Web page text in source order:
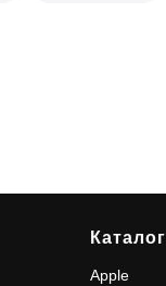
Каталог
Apple